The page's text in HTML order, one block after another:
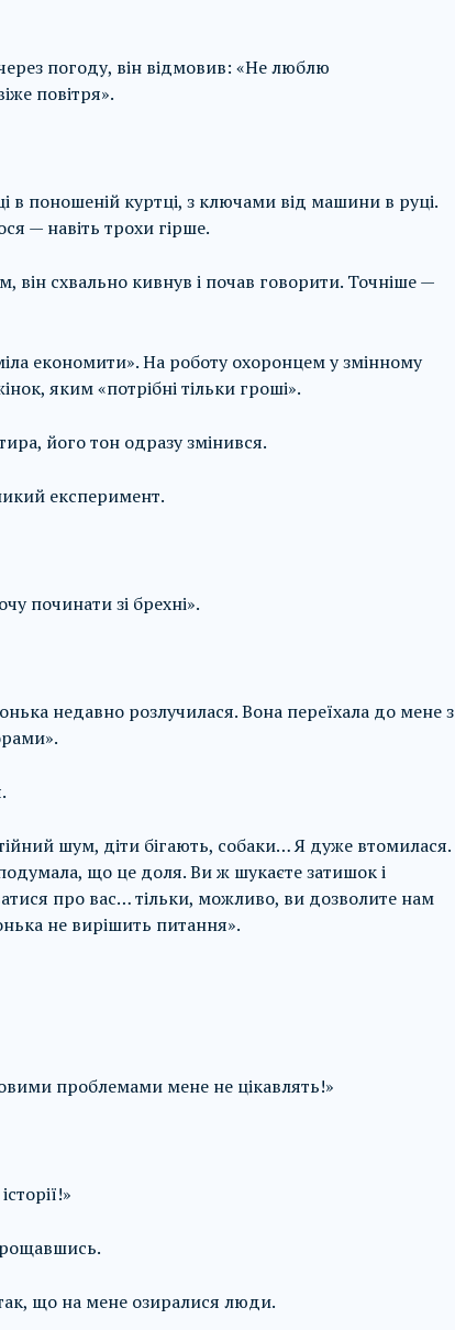
погоду, він відмовив: «Не люблю
повітря».
в поношеній куртці, з ключами від машини в руці.
— навіть трохи гірше.
він схвально кивнув і почав говорити. Точніше —
економити». На роботу охоронцем у змінному
яким «потрібні тільки гроші».
його тон одразу змінився.
експеримент.
починати зі брехні».
недавно розлучилася. Вона переїхала до мене з
шум, діти бігають, собаки… Я дуже втомилася.
що це доля. Ви ж шукаєте затишок і
про вас… тільки, можливо, ви дозволите нам
не вирішить питання».
проблемами мене не цікавлять!»
що на мене озиралися люди.